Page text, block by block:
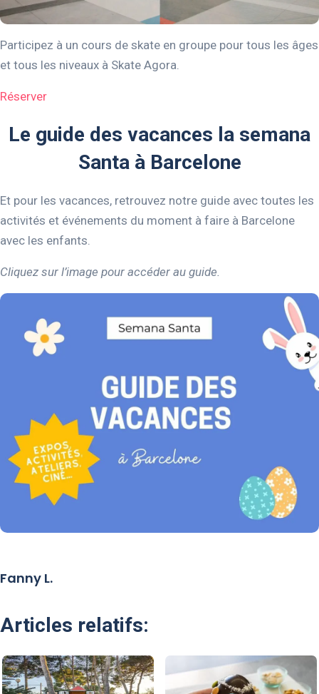
Participez à un cours de skate en groupe pour tous les âges
et tous les niveaux à Skate Agora.
Réserver
Le guide des vacances la semana
Santa à Barcelone
Et pour les vacances, retrouvez notre guide avec toutes les
activités et événements du moment à faire à Barcelone
avec les enfants.
Cliquez sur l’image pour accéder au guide.
Fanny L.
Articles relatifs: